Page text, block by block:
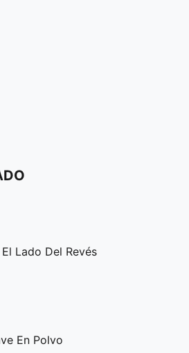
Lado Del Revés
En Polvo